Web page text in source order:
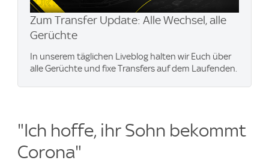
Zum Transfer Update: Alle Wechsel, alle
Gerüchte
In unserem täglichen Liveblog halten wir Euch über
alle Gerüchte und fixe Transfers auf dem Laufenden.
"Ich hoffe, ihr Sohn bekommt
Corona"